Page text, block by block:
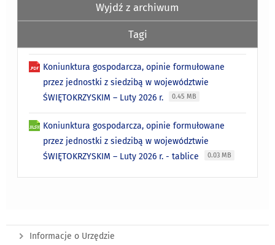
Wyjdź z archiwum
Tagi
Koniunktura gospodarcza, opinie formułowane
przez jednostki z siedzibą w województwie
ŚWIĘTOKRZYSKIM – Luty 2026 r.
0.45 MB
Koniunktura gospodarcza, opinie formułowane
przez jednostki z siedzibą w województwie
ŚWIĘTOKRZYSKIM – Luty 2026 r. - tablice
0.03 MB
Informacje o Urzędzie